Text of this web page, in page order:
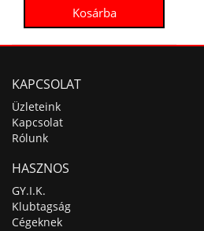
KAPCSOLAT
Üzleteink
Kapcsolat
Rólunk
HASZNOS
GY.I.K.
Klubtagság
Cégeknek